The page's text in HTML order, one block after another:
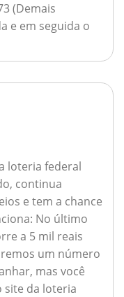
(Demais
e em seguida o
loteria federal
continua
e tem a chance
No último
a 5 mil reais
um número
mas você
da loteria